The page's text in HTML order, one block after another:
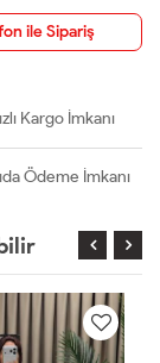
ile Sipariş
Kargo İmkanı
Ödeme İmkanı